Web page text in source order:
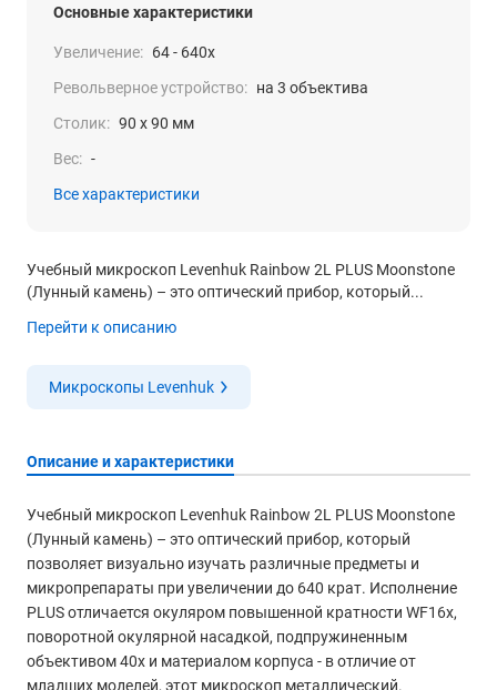
Основные характеристики
Увеличение: 64 - 640x
Револьверное устройство: на 3 объектива
Столик: 90 х 90 мм
Вес: -
Все характеристики
Учебный микроскоп Levenhuk Rainbow 2L PLUS Moonstone
(Лунный камень) – это оптический прибор, который...
Перейти к описанию
Микроскопы Levenhuk
Описание и характеристики
Учебный микроскоп Levenhuk Rainbow 2L PLUS Moonstone
(Лунный камень) – это оптический прибор, который
позволяет визуально изучать различные предметы и
микропрепараты при увеличении до 640 крат. Исполнение
PLUS отличается окуляром повышенной кратности WF16x,
поворотной окулярной насадкой, подпружиненным
объективом 40х и материалом корпуса - в отличие от
младших моделей, этот микроскоп металлический.